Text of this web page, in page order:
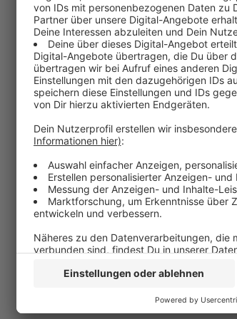
Zwar sei die
mit mehr Fahrten
eingehalten
angewiesen. Wer
heißt es von den
die Zusatzfahrten
Anzeige